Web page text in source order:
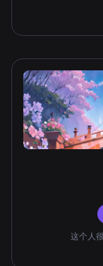
这个人